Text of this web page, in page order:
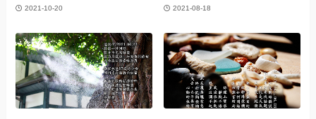
2021-10-20 2021-08-18